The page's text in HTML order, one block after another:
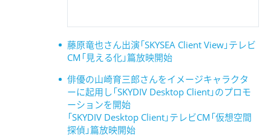
藤原竜也さん出演「SKYSEA Client View」テレビ
CM「見える化」篇放映開始
俳優の山崎育三郎さんをイメージキャラクタ
ーに起用し「SKYDIV Desktop Client」のプロモ
ーションを開始
「SKYDIV Desktop Client」テレビCM「仮想空間
探偵」篇放映開始